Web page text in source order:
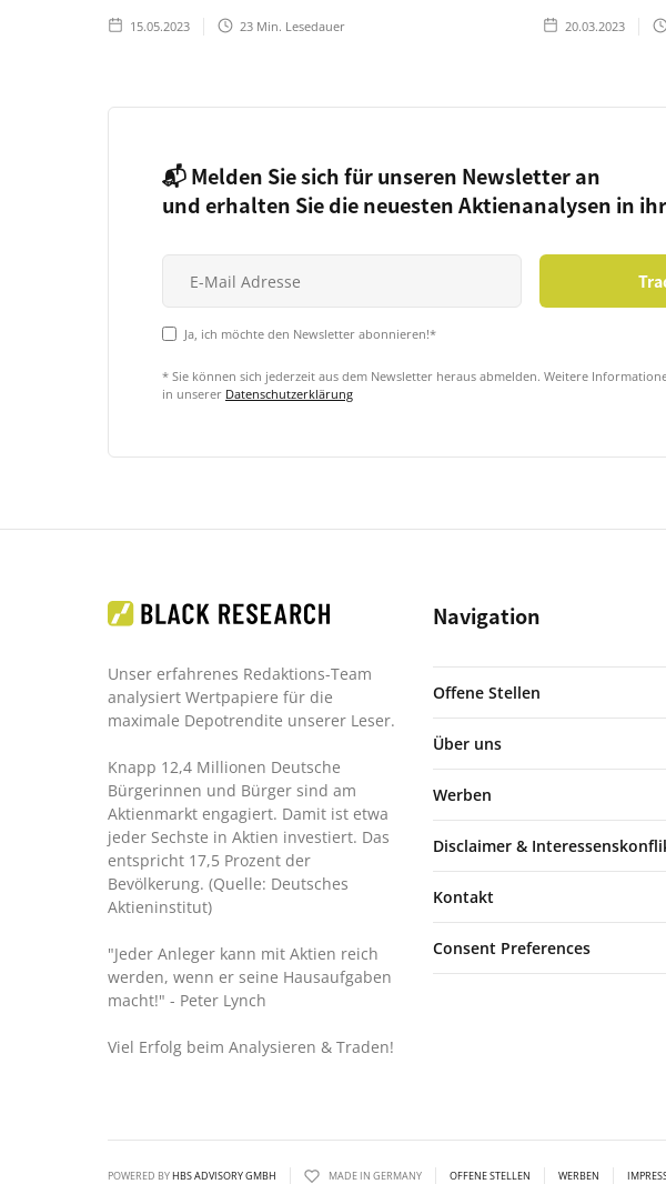
15.05.2023 23 Min. Lesedauer 20.03.2023
📬 Melden Sie sich für unseren Newsletter an
und erhalten Sie die neuesten Aktienanalysen in
Ja, ich möchte den Newsletter abonnieren!*
* Sie können sich jederzeit aus dem Newsletter heraus abmelden. Weitere
in unserer Datenschutzerklärung
Unser erfahrenes Redaktions-Team
analysiert Wertpapiere für die
maximale Depotrendite unserer Leser.
Knapp 12,4 Millionen Deutsche
Bürgerinnen und Bürger sind am
Aktienmarkt engagiert. Damit ist etwa
jeder Sechste in Aktien investiert. Das
entspricht 17,5 Prozent der
Bevölkerung. (Quelle: Deutsches
Aktieninstitut)
"Jeder Anleger kann mit Aktien reich
werden, wenn er seine Hausaufgaben
macht!" - Peter Lynch
Viel Erfolg beim Analysieren & Traden!
Navigation
Offene Stellen
Über uns
Werben
Disclaimer &
Kontakt
Consent Preferences
POWERED BYHBS ADVISORY GMBH MADE IN GERMANY OFFENE STELLEN WERBEN